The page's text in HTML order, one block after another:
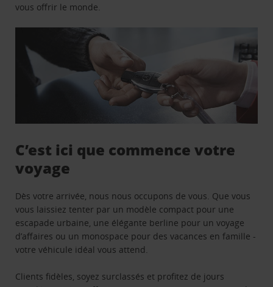
vous offrir le monde.
C’est ici que commence votre
voyage
Dès votre arrivée, nous nous occupons de vous. Que vous
vous laissiez tenter par un modèle compact pour une
escapade urbaine, une élégante berline pour un voyage
d’affaires ou un monospace pour des vacances en famille -
votre véhicule idéal vous attend.
Clients fidèles, soyez surclassés et profitez de jours